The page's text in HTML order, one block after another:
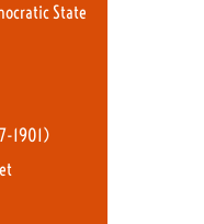
State
1901)